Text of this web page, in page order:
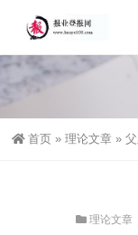
首页 » 理论文章 »
理论文章